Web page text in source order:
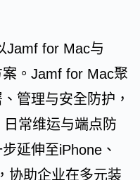
Jamf for Mac与
。Jamf for Mac聚
管理与安全防护，
常维运与端点防
延伸至iPhone、
协助企业在多元装